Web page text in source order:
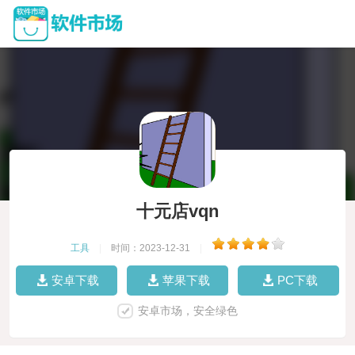
十元店vqn
工具 时间：2023-12-31
安卓下载 苹果下载 PC下载
安卓市场，安全绿色